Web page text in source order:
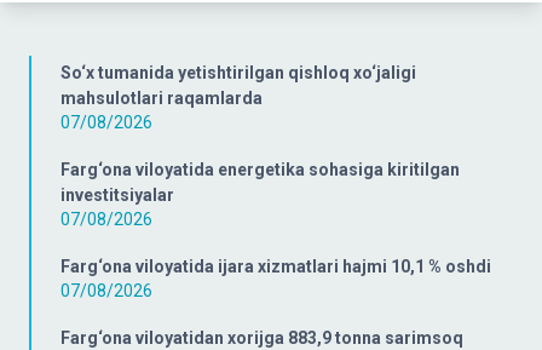
So‘x tumanida yetishtirilgan qishloq xo‘jaligi
mahsulotlari raqamlarda
07/08/2026
Farg‘ona viloyatida energetika sohasiga kiritilgan
investitsiyalar
07/08/2026
Farg‘ona viloyatida ijara xizmatlari hajmi 10,1 % oshdi
07/08/2026
Farg‘ona viloyatidan xorijga 883,9 tonna sarimsoq